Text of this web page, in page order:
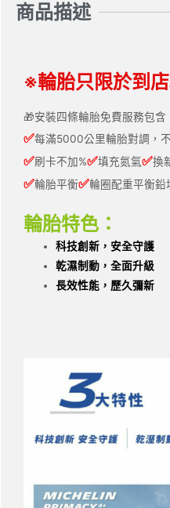
商品描述
※輪胎只限於到
🎁安裝四條輪胎免費服務包含
✅每滿5000公里輪胎對調，
✅刷卡不加%✅填充氮氣✅換
✅輪胎平衡✅輪圈配重平衡鉛
輪胎特色：
科技創新，安全守護
乾濕制動，全面升級
長效性能，歷久彌新